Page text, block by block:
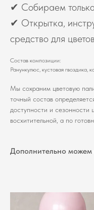
✔ Собираем
✔ Открытка,
средство для
Состав композиции:
Ранункулюс, кустовая гвоздика,
Мы сохраним цветовую
точный состав
доступности и сезонности
восхитительной, а по
Дополнительно можем